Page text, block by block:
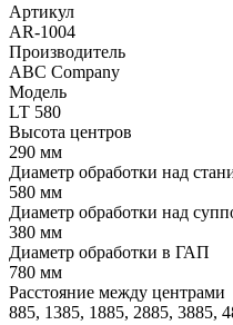
Артикул
AR-1004
Производитель
ABC Company
Модель
LT 580
Высота центров
290 мм
Диаметр обработки над
580 мм
Диаметр обработки над
380 мм
Диаметр обработки в ГАП
780 мм
Расстояние между центрами
885, 1385, 1885, 2885, 3885,